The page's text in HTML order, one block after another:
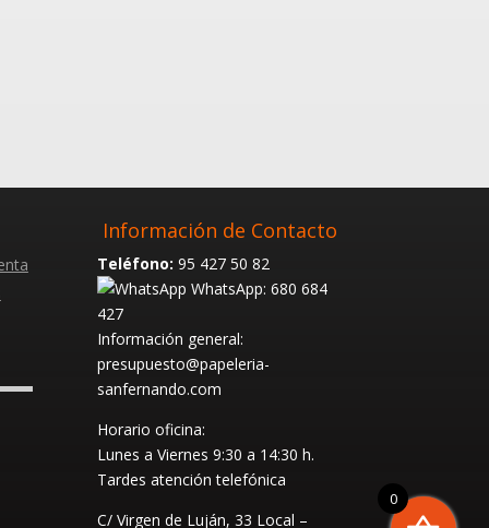
Información de Contacto
Teléfono: 95 427 50 82
WhatsApp: 680 684
427
Información general:
presupuesto@papeleria-
sanfernando.com
Horario oficina:
Lunes a Viernes 9:30 a 14:30 h.
Tardes atención telefónica
C/ Virgen de Luján, 33 Local –
0